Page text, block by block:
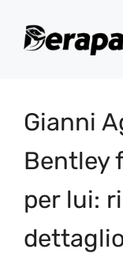
Gianni
Bentley
per lui: